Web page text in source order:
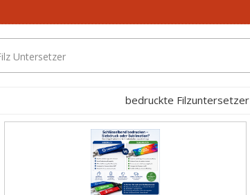
bedruckte Filzuntersetzer